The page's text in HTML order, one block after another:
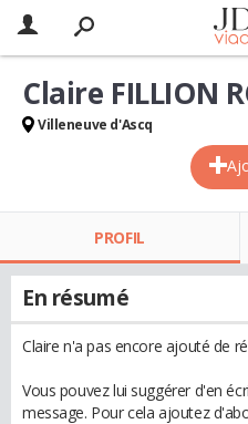
Claire FILLION
Villeneuve d'Ascq
PROFIL
En résumé
Claire n'a pas encore ajouté de
Vous pouvez lui suggérer d'en
message. Pour cela ajoutez